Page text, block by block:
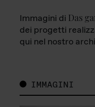
Immagini di Das
dei progetti
qui nel nostro
IMMAGINI